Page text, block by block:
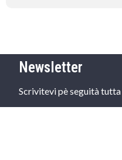
Newsletter
Scrivitevi pè seguità